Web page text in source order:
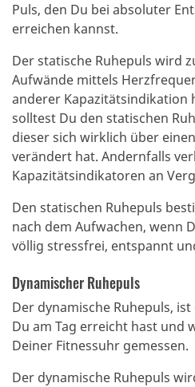
Puls, den Du bei absoluter
erreichen kannst.
Der statische Ruhepuls wird
Aufwände mittels
anderer Kapazitätsindikation
solltest Du den statischen
dieser sich wirklich über
verändert hat. Andernfalls
Kapazitätsindikatoren an
Den statischen Ruhepuls
nach dem Aufwachen, wenn
völlig stressfrei, entspannt
Dynamischer Ruhepuls
Der dynamische Ruhepuls,
Du am Tag erreicht hast und
Deiner Fitnessuhr gemessen.
Der dynamische Ruhepuls